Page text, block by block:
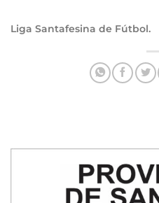
Liga Santafesina de Fútbol.